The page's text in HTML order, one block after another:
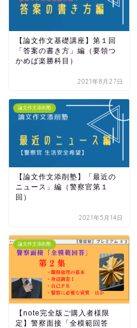
【論文作文基礎講座】第１回
「答案の書き方」編（要領つ
かめば楽勝科目）
2021年8月27日
論文作文添削塾
【論文作文添削塾】「最近の
ニュース」編（警察官第１
回）
2021年5月14日
論文作文添削塾
【note完全版ご購入者様限
定】警察面接「全模範回答